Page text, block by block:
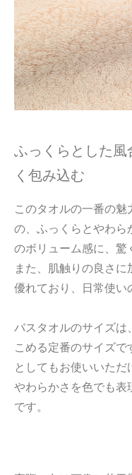
ふっくらとした風
く包み込む
このタオルの一番の
の、ふっくらとやわら
のボリューム感に、驚
また、肌触りの良さ
優れており、日常使い
バスタオルのサイズは
こめる定番のサイズ
としてもお使いいただ
やわらかさを色でも表
です。